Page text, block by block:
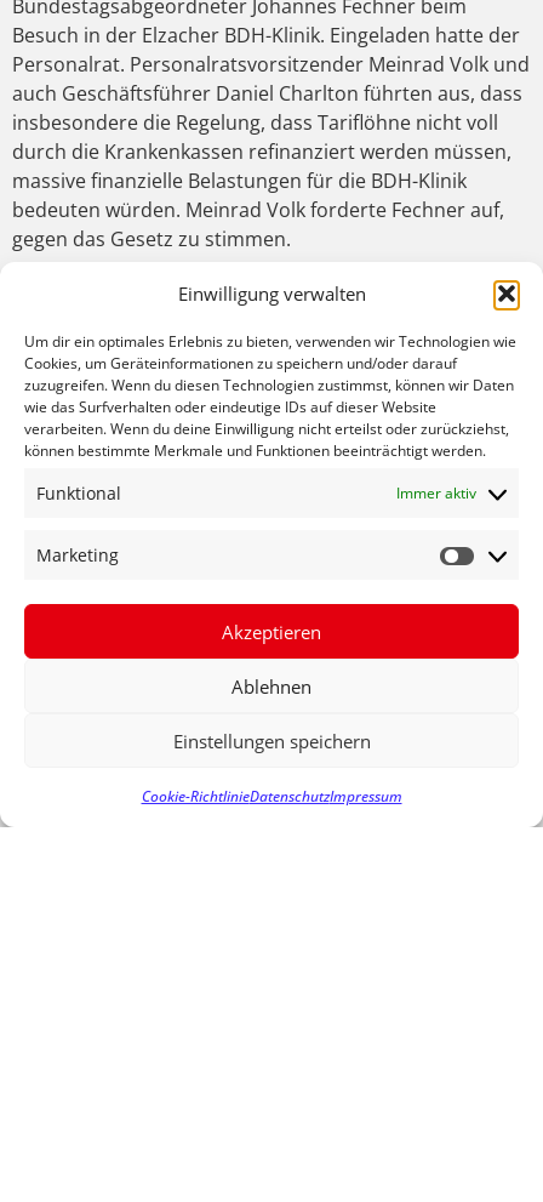
Einwilligung verwalten
Um dir ein optimales Erlebnis zu bieten, verwenden wir Technologien wie
Cookies, um Geräteinformationen zu speichern und/oder darauf
zuzugreifen. Wenn du diesen Technologien zustimmst, können wir Daten
wie das Surfverhalten oder eindeutige IDs auf dieser Website
verarbeiten. Wenn du deine Einwilligung nicht erteilst oder zurückziehst,
können bestimmte Merkmale und Funktionen beeinträchtigt werden.
Funktional Immer aktiv
Marketing
Akzeptieren
Ablehnen
Einstellungen speichern
Cookie-RichtlinieDatenschutzImpressum
Bundestagsabgeordneter Johannes Fechner beim
Besuch in der Elzacher BDH-Klinik. Eingeladen hatte der
Personalrat. Personalratsvorsitzender Meinrad Volk und
auch Geschäftsführer Daniel Charlton führten aus, dass
insbesondere die Regelung, dass Tariflöhne nicht voll
durch die Krankenkassen refinanziert werden müssen,
massive finanzielle Belastungen für die BDH-Klinik
bedeuten würden. Meinrad Volk forderte Fechner auf,
gegen das Gesetz zu stimmen.
In seiner Rede vor den Beschäftigten räumte Fechner
seine Bedenken gegen diese Regelung ausdrücklich ein:
„Wir haben als Konsequenz aus der Corona-Zeit doch
für deutlich bessere Bezahlung und bessere
Arbeitsbedingungen im Gesundheitswesen für
Beschäftigten gesorgt, das können wir jetzt nicht
rückgängig machen“, so Fechner.
Fechners Sorge ist, dass bei schlechterer Bezahlung
andere Branchen gehen mit der Folge massiver
Patienten. Ausdrücklich sagte er deshalb zu, sich in den
laufenden Verhandlungen für die Streichung dieser
Kürzung einzusetzen. In einem ersten Schritt wurde
auf Druck der SPD in den Juli vertagt, um weiter beraten
Im anschließenden Gespräch mit dem Personalrat